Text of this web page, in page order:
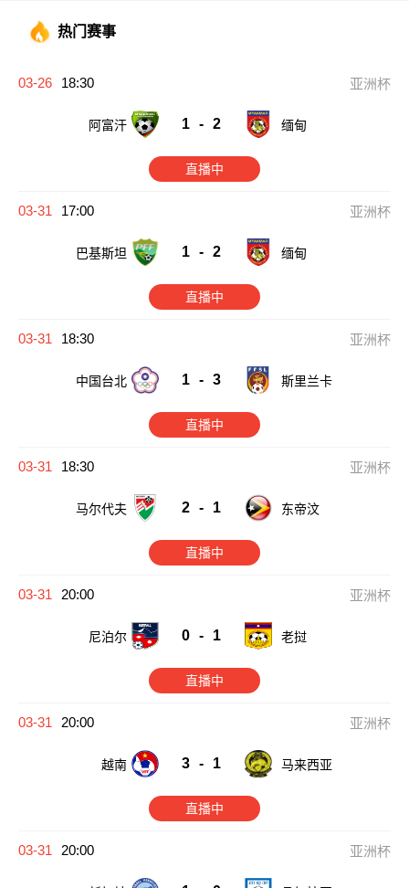
热门赛事
03-26 18:30 亚洲杯
阿富汗 1 - 2 缅甸
直播中
03-31 17:00 亚洲杯
巴基斯坦 1 - 2 缅甸
直播中
03-31 18:30 亚洲杯
中国台北 1 - 3 斯里兰卡
直播中
03-31 18:30 亚洲杯
马尔代夫 2 - 1 东帝汶
直播中
03-31 20:00 亚洲杯
尼泊尔 0 - 1 老挝
直播中
03-31 20:00 亚洲杯
越南 3 - 1 马来西亚
直播中
03-31 20:00 亚洲杯